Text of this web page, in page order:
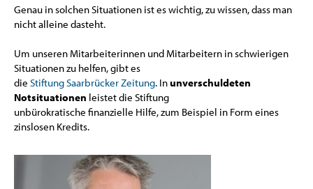
Genau in solchen Situationen ist es wichtig, zu wissen, dass man
nicht alleine dasteht.
Um unseren Mitarbeiterinnen und Mitarbeitern in schwierigen
Situationen zu helfen, gibt es
die Stiftung Saarbrücker Zeitung. Inunverschuldeten
Notsituationen leistet die Stiftung
unbürokratische finanzielle Hilfe, zum Beispiel in Form eines
zinslosen Kredits.